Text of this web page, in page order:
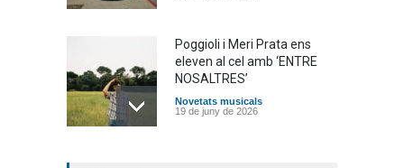
Poggioli i Meri Prata ens
eleven al cel amb ‘ENTRE
NOSALTRES’
Novetats musicals
19 de juny de 2026